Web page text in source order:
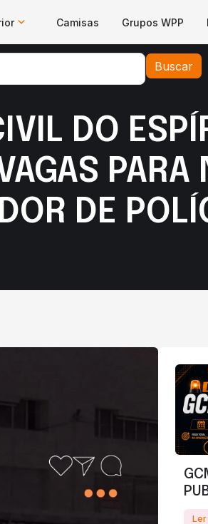
Camisas Grupos WPP
Buscar
DO
PARA
DE
Ler